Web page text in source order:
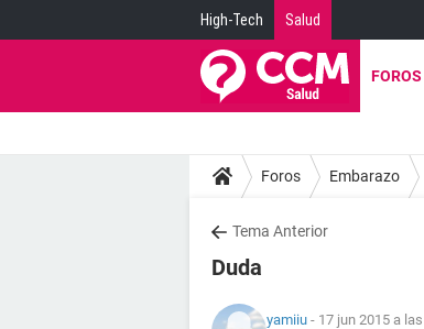
High-Tech Salud
FOROS
Foros Embarazo
Tema Anterior
Duda
yamiiu - 17 jun 2015 a